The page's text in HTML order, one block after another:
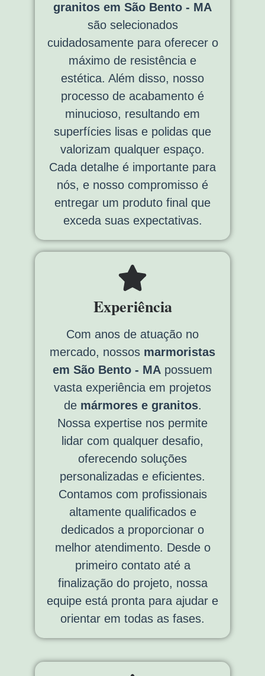
granitos em São Bento - MA
são selecionados
cuidadosamente para oferecer o
máximo de resistência e
estética. Além disso, nosso
processo de acabamento é
minucioso, resultando em
superfícies lisas e polidas que
valorizam qualquer espaço.
Cada detalhe é importante para
nós, e nosso compromisso é
entregar um produto final que
exceda suas expectativas.
Experiência
Com anos de atuação no
mercado, nossos marmoristas
em São Bento - MA possuem
vasta experiência em projetos
de mármores e granitos.
Nossa expertise nos permite
lidar com qualquer desafio,
oferecendo soluções
personalizadas e eficientes.
Contamos com profissionais
altamente qualificados e
dedicados a proporcionar o
melhor atendimento. Desde o
primeiro contato até a
finalização do projeto, nossa
equipe está pronta para ajudar e
orientar em todas as fases.